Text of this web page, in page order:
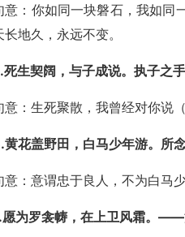
意：你如同一块磐石，我如同
地久，永远不变。
死生契阔，与子成说。执子之
意：生死聚散，我曾经对你说
黄花盖野田，白马少年游。所
意：意谓忠于良人，不为白马少
愿为罗衾帱，在上卫风霜。——